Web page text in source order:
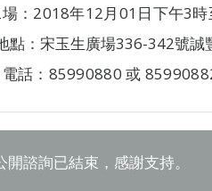
：2018年12月01日下午3時
點：宋玉生廣場336-342號誠
話：85990880 或
開諮詢已結束，感謝支持。